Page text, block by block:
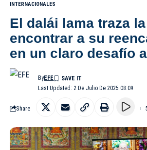
INTERNACIONALES
El dalái lama traza
encontrar a su
en un claro desafío
Last Updated: 2 De Julio De 2025 08:09
ByEFE
Share